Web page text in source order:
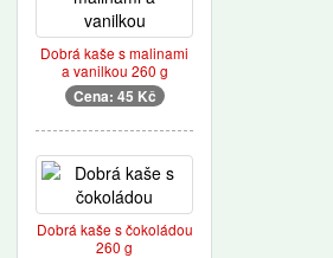
Dobrá kaše s malinami
a vanilkou 260 g
Cena: 45 Kč
Dobrá kaše s čokoládou
260 g